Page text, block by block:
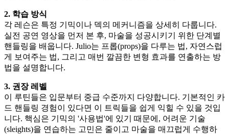
2. 학습 방식
각 레슨은 특정 기믹이나 덱의 메커니즘을 상세히 다룹니다.
실전 공연 영상을 먼저 본 후, 마술을 성공시키기 위한 단계별
핸들링을 배웁니다. Julio는 프롭(props)을 다루는 법, 자연스럽
게 보여주는 법, 그리고 매번 깔끔한 변형 효과를 연출하는 방
법을 설명합니다.
3. 권장 레벨
이 루틴들은 입문부터 중급 수준까지 다양합니다. 기본적인 카
드 핸들링 경험이 있다면 이 트릭들을 쉽게 익힐 수 있을 것입
니다. 핵심은 기믹의 '사용법'에 있기 때문에, 어려운 기술
(sleights)을 연습하는 고민은 줄이고 마술을 매끄럽게 수행하